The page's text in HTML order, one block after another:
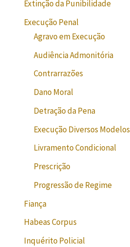
Extinção da Punibilidade
Execução Penal
Agravo em Execução
Audiência Admonitória
Contrarrazões
Dano Moral
Detração da Pena
Execução Diversos Modelos
Livramento Condicional
Prescrição
Progressão de Regime
Fiança
Habeas Corpus
Inquérito Policial